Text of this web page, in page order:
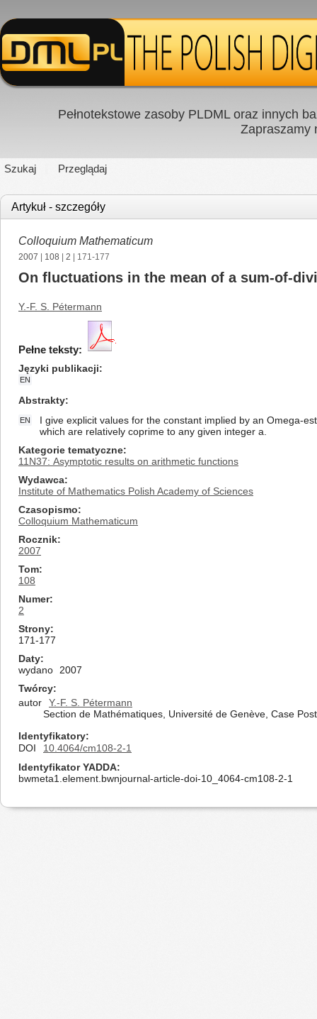
Pełnotekstowe zasoby PLDML oraz innych
Zapraszamy
Szukaj Przeglądaj
Artykuł - szczegóły
Colloquium Mathematicum
2007 108 2 | 171-177
On fluctuations in the mean of a sum-of-
Y.-F. S. Pétermann
Pełne teksty:
Języki publikacji
EN
Abstrakty
EN
I give explicit values for the constant implied by an Omega-
which are relatively coprime to any given integer a.
Kategorie tematyczne
11N37: Asymptotic results on arithmetic functions
Wydawca
Institute of Mathematics Polish Academy of Sciences
Czasopismo
Colloquium Mathematicum
Rocznik
2007
Tom
108
Numer
2
Strony
171-177
Daty
wydano
2007
Twórcy
autor
Y.-F. S. Pétermann
Section de Mathématiques, Université de Genève, Case
Identyfikatory
DOI
10.4064/cm108-2-1
Identyfikator YADDA
bwmeta1.element.bwnjournal-article-doi-10_4064-cm108-2-1